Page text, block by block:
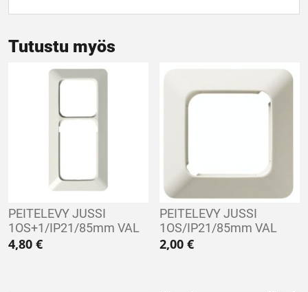
Tutustu myös
PEITELEVY JUSSI
1OS+1/IP21/85mm VAL
4,80 €
PEITELEVY JUSSI
1OS/IP21/85mm VAL
2,00€